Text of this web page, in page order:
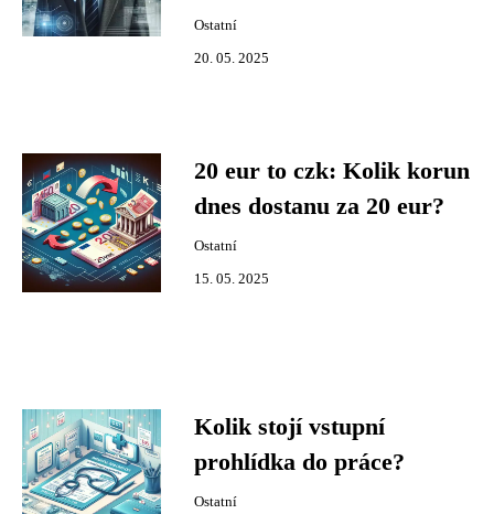
Ostatní
20. 05. 2025
20 eur to czk: Kolik korun
dnes dostanu za 20 eur?
Ostatní
15. 05. 2025
Kolik stojí vstupní
prohlídka do práce?
Ostatní